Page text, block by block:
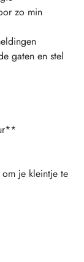
zo min
gaten en stel
om je kleintje te